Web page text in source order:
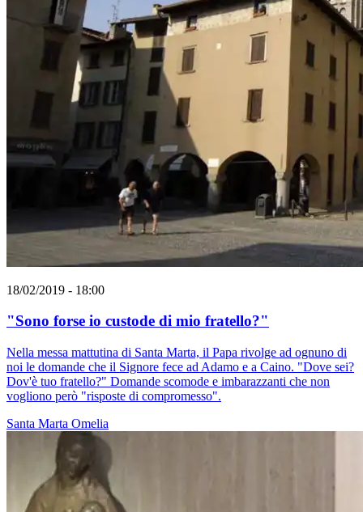
18/02/2019 - 18:00
"Sono forse io custode di mio fratello?"
Nella messa mattutina di Santa Marta, il Papa rivolge ad ognuno di
noi le domande che il Signore fece ad Adamo e a Caino. "Dove sei?
Dov'è tuo fratello?" Domande scomode e imbarazzanti che non
vogliono però "risposte di compromesso".
Santa Marta Omelia